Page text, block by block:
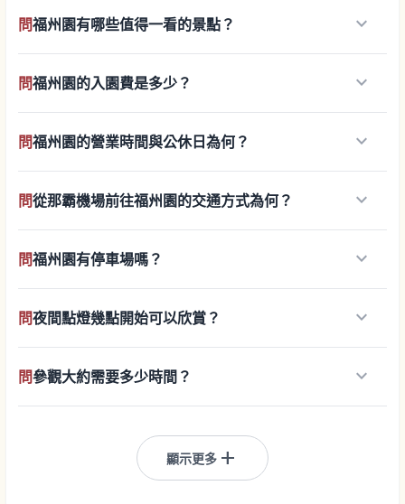
問福州園有哪些值得一看的景點？ keyboard_arrow_down
問福州園的入園費是多少？ keyboard_arrow_down
問福州園的營業時間與公休日為何？ keyboard_arrow_down
問從那霸機場前往福州園的交通方式為何？ keyboard_arrow_down
問福州園有停車場嗎？ keyboard_arrow_down
問夜間點燈幾點開始可以欣賞？ keyboard_arrow_down
問參觀大約需要多少時間？ keyboard_arrow_down
顯示更多 add